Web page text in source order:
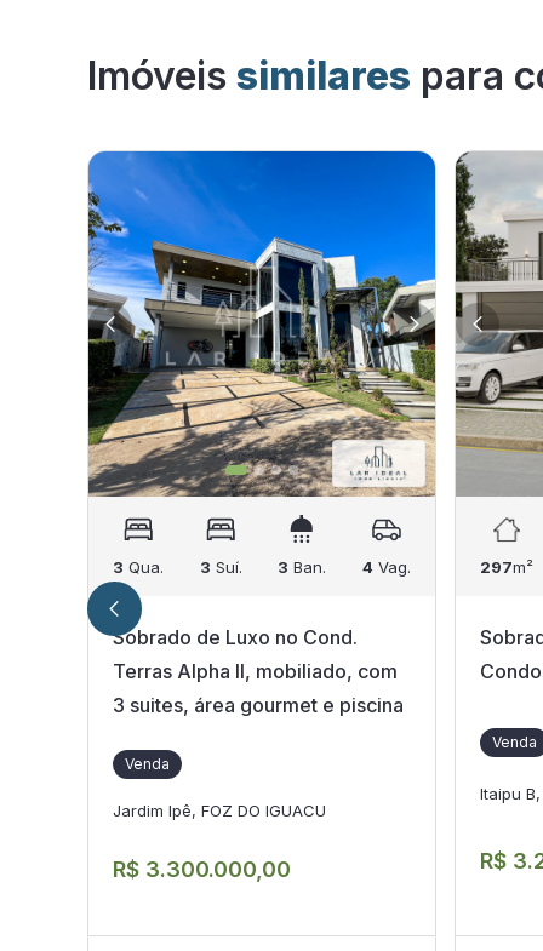
Imóveis similares para
3 Qua. 3 Suí. 3 Ban. 4 Vag.
Sobrado de Luxo no Cond.
Terras Alpha II, mobiliado, com
3 suites, área gourmet e piscina
Venda
Jardim Ipê, FOZ DO IGUACU
R$ 3.300.000,00
297m²
Venda
Itaipu B,
R$